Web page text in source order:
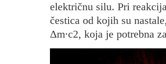
električnu silu. Pri
čestica od kojih su
Δm∙c2, koja je potrebna